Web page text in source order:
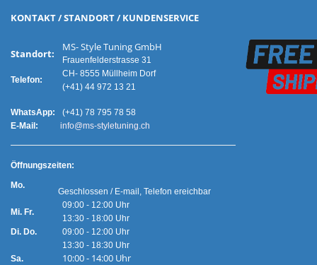
KONTAKT / STANDORT / KUNDENSERVICE
Standort:
Telefon:
MS- Style Tuning GmbH
Frauenfelderstrasse 31
CH- 8555 Müllheim Dorf
(+41) 44 972 13 21
WhatsApp:
(+41) 78 795 78 58
E-Mail:
info@ms-styletuning.ch
Öffnungszeiten:
Mo.
Mi. Fr.
Geschlossen / E-mail, Telefon ereichbar
09:00 - 12:00 Uhr
13:30 - 18:00 Uhr
Di. Do.
Sa.
09:00 - 12:00 Uhr
13:30 - 18:30 Uhr
10:00 - 14:00 Uhr